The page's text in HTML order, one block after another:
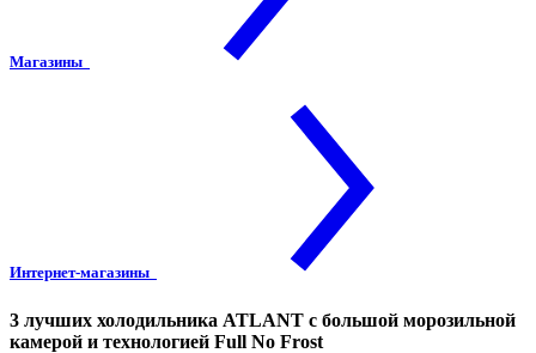
Магазины
Интернет-магазины
3 лучших холодильника ATLANT с большой морозильной
камерой и технологией Full No Frost